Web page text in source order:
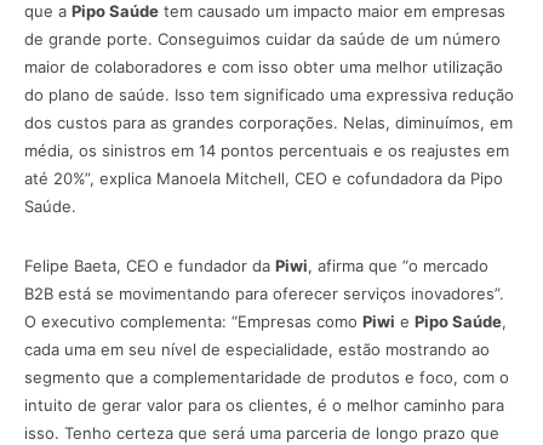
que a Pipo Saúde tem causado um impacto maior em empresas
de grande porte. Conseguimos cuidar da saúde de um número
maior de colaboradores e com isso obter uma melhor utilização
do plano de saúde. Isso tem significado uma expressiva redução
dos custos para as grandes corporações. Nelas, diminuímos, em
média, os sinistros em 14 pontos percentuais e os reajustes em
até 20%”, explica Manoela Mitchell, CEO e cofundadora da Pipo
Saúde.
Felipe Baeta, CEO e fundador da Piwi, afirma que “o mercado
B2B está se movimentando para oferecer serviços inovadores”.
O executivo complementa: “Empresas como Piwi e Pipo Saúde,
cada uma em seu nível de especialidade, estão mostrando ao
segmento que a complementaridade de produtos e foco, com o
intuito de gerar valor para os clientes, é o melhor caminho para
isso. Tenho certeza que será uma parceria de longo prazo que